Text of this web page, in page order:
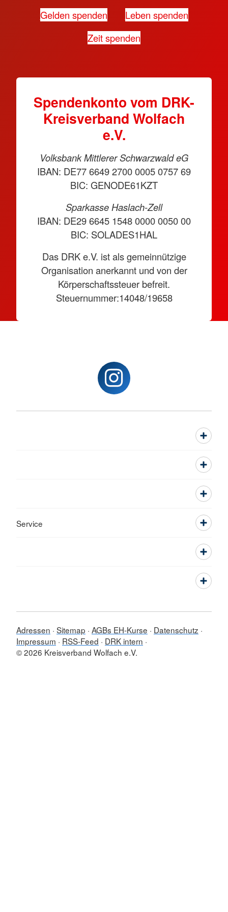
Gelden spenden
Leben spenden
Zeit spenden
Spendenkonto vom DRK-
Kreisverband Wolfach
e.V.
Volksbank Mittlerer Schwarzwald eG
IBAN: DE77 6649 2700 0005 0757 69
BIC: GENODE61KZT
Sparkasse Haslach-Zell
IBAN: DE29 6645 1548 0000 0050 00
BIC: SOLADES1HAL
Das DRK e.V. ist als gemeinnützige
Organisation anerkannt und von der
Körperschaftssteuer befreit.
Steuernummer:14048/19658
Service
Adressen Sitemap AGBs EH-Kurse
Datenschutz
Impressum
RSS-Feed
DRK intern
© 2026 Kreisverband Wolfach e.V.